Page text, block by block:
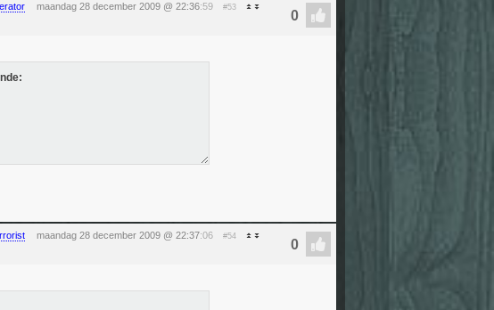
maandag 28 december 2009 @ 22:36:59 #53
maandag 28 december 2009 @ 22:37:06 #54